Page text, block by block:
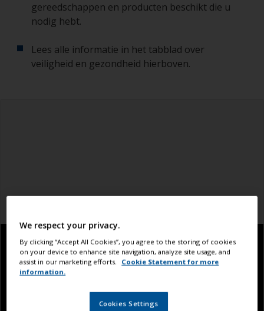
gereedschappen en producten beschikt die u
nodig hebt.
Lees alle informatie in het tabblad over
veiligheid en gezondheid hierboven.
We respect your privacy.
By clicking “Accept All Cookies”, you agree to the storing of cookies
on your device to enhance site navigation, analyze site usage, and
assist in our marketing efforts.
Cookie Statement for more
information.
Cookies Settings